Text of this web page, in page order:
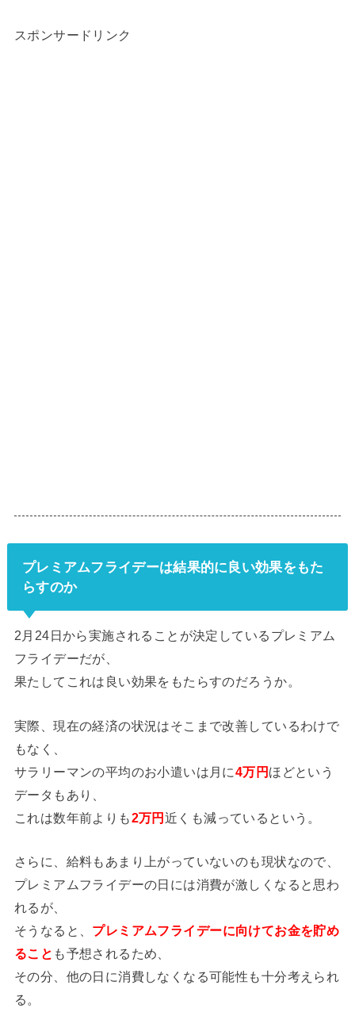
スポンサードリンク
プレミアムフライデーは結果的に良い効果をもた
らすのか
2月24日から実施されることが決定しているプレミアム
フライデーだが、
果たしてこれは良い効果をもたらすのだろうか。
実際、現在の経済の状況はそこまで改善しているわけで
もなく、
サラリーマンの平均のお小遣いは月に4万円 ほどという
データもあり、
これは数年前よりも2万円 近くも減っているという。
さらに、給料もあまり上がっていないのも現状なので、
プレミアムフライデーの日には消費が激しくなると思わ
れるが、
そうなると、 プレミアムフライデーに向けてお金を貯め
ること も予想されるため、
その分、他の日に消費しなくなる可能性も十分考えられ
る。